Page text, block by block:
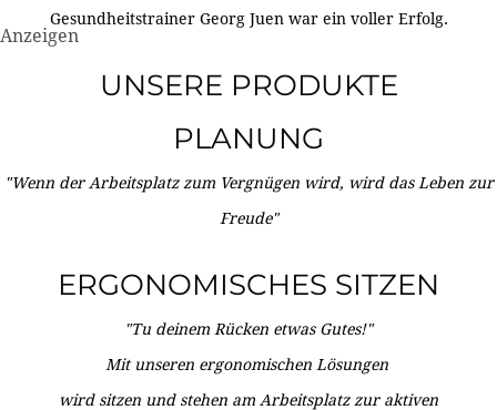
Gesundheitstrainer Georg Juen war ein voller Erfolg.
Anzeigen
UNSERE PRODUKTE
PLANUNG
"Wenn der Arbeitsplatz zum Vergnügen wird, wird das Leben zur
Freude"
ERGONOMISCHES SITZEN
"Tu deinem Rücken etwas Gutes!"
Mit unseren ergonomischen Lösungen
wird sitzen und stehen am Arbeitsplatz zur aktiven